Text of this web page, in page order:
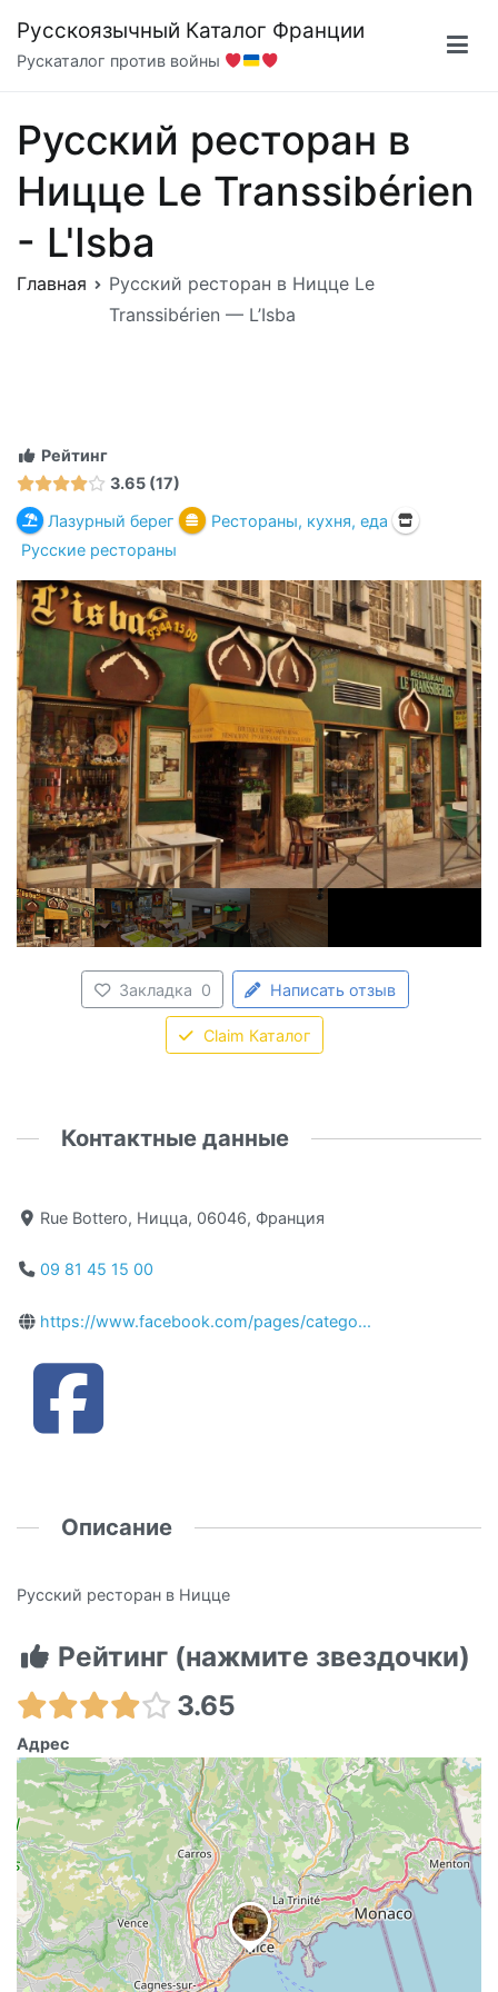
содержимому
Русскоязычный Каталог Франции
Рускаталог против войны
Русский ресторан в
Ницце Le Transsibérien
- L'Isba
Главная
Русский ресторан в Ницце Le
Transsibérien — L’Isba
Рейтинг
3.65 17
Лазурный берег
Рестораны, кухня, еда
Русские рестораны
Закладка 0 Написать отзыв
Claim Каталог
Контактные данные
Rue Bottero, Ницца, 06046, Франция
09 81 45 15 00
https://www.facebook.com/pages/catego...
Описание
Русский ресторан в Ницце
Рейтинг (нажмите звездочки)
3.65
Адрес